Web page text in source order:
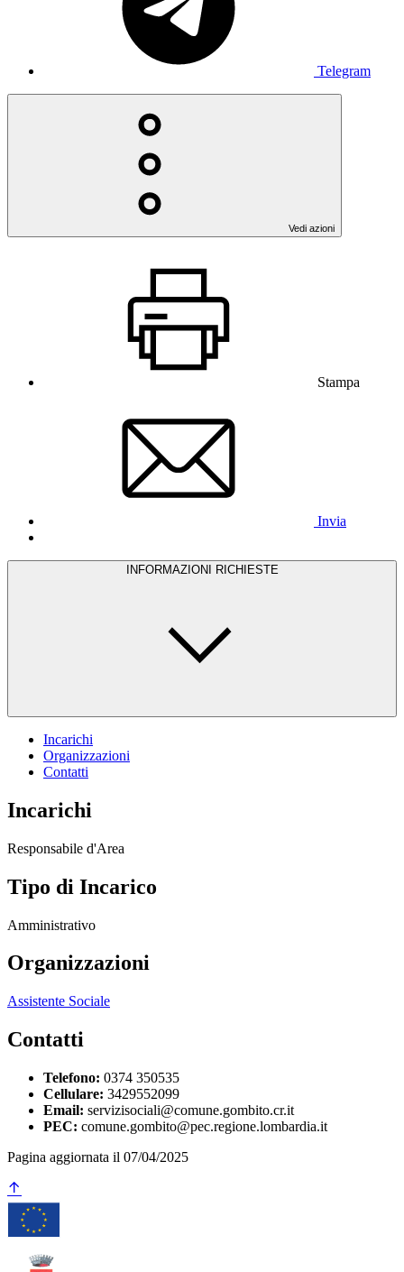
Telegram
Vedi azioni
Stampa
Invia
INFORMAZIONI RICHIESTE
Incarichi
Organizzazioni
Contatti
Incarichi
Responsabile d'Area
Tipo di Incarico
Amministrativo
Organizzazioni
Assistente Sociale
Contatti
Telefono: 0374 350535
Cellulare: 3429552099
Email: servizisociali@comune.gombito.cr.it
PEC: comune.gombito@pec.regione.lombardia.it
Pagina aggiornata il 07/04/2025